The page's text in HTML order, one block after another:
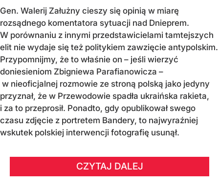
Gen. Walerij Załużny cieszy się opinią w miarę
rozsądnego komentatora sytuacji nad Dnieprem.
W porównaniu z innymi przedstawicielami tamtejszych
elit nie wydaje się też politykiem zawzięcie antypolskim.
Przypomnijmy, że to właśnie on – jeśli wierzyć
doniesieniom Zbigniewa Parafianowicza –
w nieoficjalnej rozmowie ze stroną polską jako jedyny
przyznał, że w Przewodowie spadła ukraińska rakieta,
i za to przeprosił. Ponadto, gdy opublikował swego
czasu zdjęcie z portretem Bandery, to najwyraźniej
wskutek polskiej interwencji fotografię usunął.
CZYTAJ DALEJ